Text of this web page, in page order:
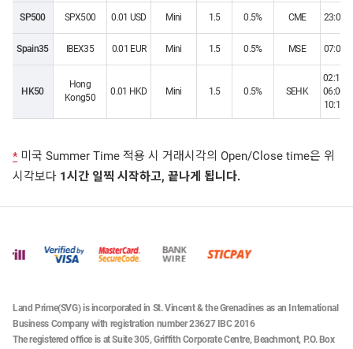
SP500 SPX500 0.01 USD Mini 1.5 0.5% CME
Spain35 IBEX35 0.01 EUR Mini 1.5 0.5% MSE
HK50
Hong
Kong50
0.01 HKD Mini 1.5 0.5% SEHK
*미국 Summer Time 적용 시 거래시각의 Open/Close time은 위
시각보다 1시간 일찍 시작하고, 끝나게 됩니다.
Land Prime(SVG) is incorporated in St. Vincent & the Grenadines as an International
Business Company with registration number 23627 IBC 2016
The registered office is at Suite 305, Griffith Corporate Centre, Beachmont, P.O. Box